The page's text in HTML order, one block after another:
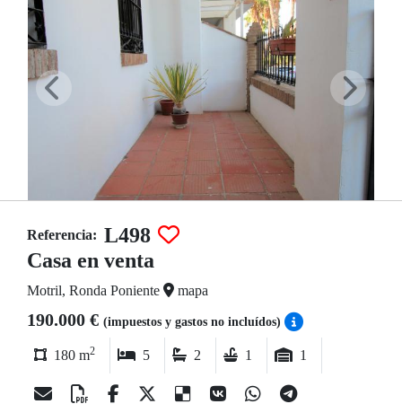
Referencia: L498
Casa en venta
Motril, Ronda Poniente mapa
190.000 € (impuestos y gastos no incluídos)
180 m2 5 2 1 1